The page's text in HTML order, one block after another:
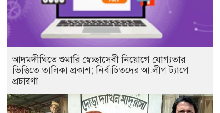
আদমদীঘিতে শুমারি স্বেচ্ছাসেবী নিয়োগে যোগ্যতার
ভিত্তিতে তালিকা প্রকাশ; নির্বাচিতদের আ.লীগ ট্যাগে
প্রচারণা